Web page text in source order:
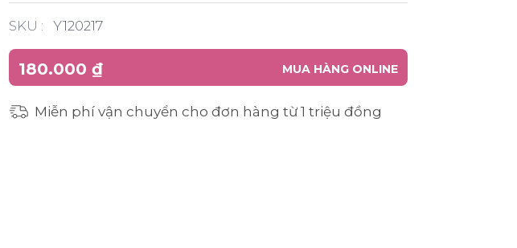
SKU : Y120217
180.000 ₫ MUA HÀNG ONLINE
Miễn phí vận chuyển cho đơn hàng từ 1 triệu đồng